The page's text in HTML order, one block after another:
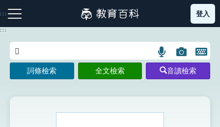
到
主
:::
注音索引圖示 筆畫索引圖示 部首索引表圖示
登入
:::
語
言
搜
示
圖
片
搜
開
鍵
圖
詞條檢索 全文檢索 音讀檢索